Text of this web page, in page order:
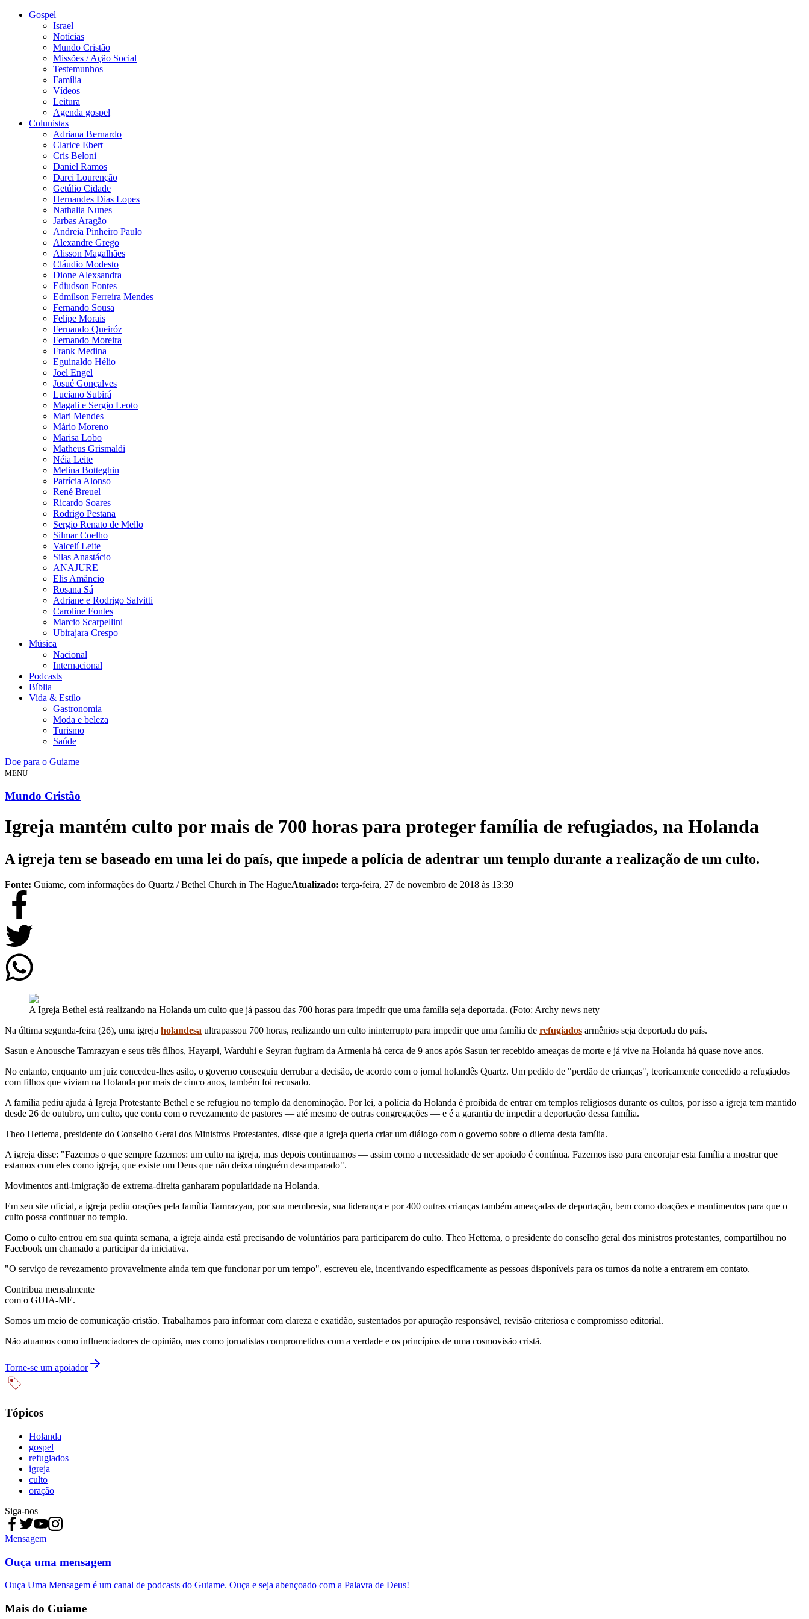
Gospel
Israel
Notícias
Mundo Cristão
Missões / Ação Social
Testemunhos
Família
Vídeos
Leitura
Agenda gospel
Colunistas
Adriana Bernardo
Clarice Ebert
Cris Beloni
Daniel Ramos
Darci Lourenção
Getúlio Cidade
Hernandes Dias Lopes
Nathalia Nunes
Jarbas Aragão
Andreia Pinheiro Paulo
Alexandre Grego
Alisson Magalhães
Cláudio Modesto
Dione Alexsandra
Ediudson Fontes
Edmilson Ferreira Mendes
Fernando Sousa
Felipe Morais
Fernando Queiróz
Fernando Moreira
Frank Medina
Eguinaldo Hélio
Joel Engel
Josué Gonçalves
Luciano Subirá
Magali e Sergio Leoto
Mari Mendes
Mário Moreno
Marisa Lobo
Matheus Grismaldi
Néia Leite
Melina Botteghin
Patrícia Alonso
René Breuel
Ricardo Soares
Rodrigo Pestana
Sergio Renato de Mello
Silmar Coelho
Valcelí Leite
Silas Anastácio
ANAJURE
Elis Amâncio
Rosana Sá
Adriane e Rodrigo Salvitti
Caroline Fontes
Marcio Scarpellini
Ubirajara Crespo
Música
Nacional
Internacional
Podcasts
Bíblia
Vida & Estilo
Gastronomia
Moda e beleza
Turismo
Saúde
Doe para o Guiame
MENU
Mundo Cristão
Igreja mantém culto por mais de 700 horas para proteger família de refugiados, na Holanda
A igreja tem se baseado em uma lei do país, que impede a polícia de adentrar um templo durante a realização de um culto.
Fonte: Guiame, com informações do Quartz / Bethel Church in The HagueAtualizado: terça-feira, 27 de novembro de 2018 às 13:39
A Igreja Bethel está realizando na Holanda um culto que já passou das 700 horas para impedir que uma família seja deportada. (Foto: Archy news nety
Na última segunda-feira (26), uma igreja holandesa ultrapassou 700 horas, realizando um culto ininterrupto para impedir que uma família de refugiados armênios seja deportada do país.
Sasun e Anousche Tamrazyan e seus três filhos, Hayarpi, Warduhi e Seyran fugiram da Armenia há cerca de 9 anos após Sasun ter recebido ameaças de morte e já vive na Holanda há quase nove anos.
No entanto, enquanto um juiz concedeu-lhes asilo, o governo conseguiu derrubar a decisão, de acordo com o jornal holandês Quartz. Um pedido de "perdão de crianças", teoricamente concedido a refugiados
com filhos que viviam na Holanda por mais de cinco anos, também foi recusado.
A família pediu ajuda à Igreja Protestante Bethel e se refugiou no templo da denominação. Por lei, a polícia da Holanda é proibida de entrar em templos religiosos durante os cultos, por isso a igreja tem mantido
desde 26 de outubro, um culto, que conta com o revezamento de pastores — até mesmo de outras congregações — e é a garantia de impedir a deportação dessa família.
Theo Hettema, presidente do Conselho Geral dos Ministros Protestantes, disse que a igreja queria criar um diálogo com o governo sobre o dilema desta família.
A igreja disse: "Fazemos o que sempre fazemos: um culto na igreja, mas depois continuamos — assim como a necessidade de ser apoiado é contínua. Fazemos isso para encorajar esta família a mostrar que
estamos com eles como igreja, que existe um Deus que não deixa ninguém desamparado".
Movimentos anti-imigração de extrema-direita ganharam popularidade na Holanda.
Em seu site oficial, a igreja pediu orações pela família Tamrazyan, por sua membresia, sua liderança e por 400 outras crianças também ameaçadas de deportação, bem como doações e mantimentos para que o
culto possa continuar no templo.
Como o culto entrou em sua quinta semana, a igreja ainda está precisando de voluntários para participarem do culto. Theo Hettema, o presidente do conselho geral dos ministros protestantes, compartilhou no
Facebook um chamado a participar da iniciativa.
"O serviço de revezamento provavelmente ainda tem que funcionar por um tempo", escreveu ele, incentivando especificamente as pessoas disponíveis para os turnos da noite a entrarem em contato.
Contribua mensalmente
com o GUIA-ME.
Somos um meio de comunicação cristão. Trabalhamos para informar com clareza e exatidão, sustentados por apuração responsável, revisão criteriosa e compromisso editorial.
Não atuamos como influenciadores de opinião, mas como jornalistas comprometidos com a verdade e os princípios de uma cosmovisão cristã.
Torne-se um apoiador
Tópicos
Holanda
gospel
refugiados
igreja
culto
oração
Siga-nos
Mensagem
Ouça uma mensagem
Ouça Uma Mensagem é um canal de podcasts do Guiame. Ouça e seja abençoado com a Palavra de Deus!
Mais do Guiame